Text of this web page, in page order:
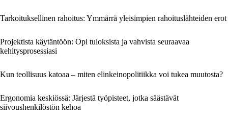
Tarkoituksellinen rahoitus: Ymmärrä yleisimpien rahoituslähteiden erot
Projektista käytäntöön: Opi tuloksista ja vahvista seuraavaa
kehitysprosessiasi
Kun teollisuus katoaa – miten elinkeinopolitiikka voi tukea muutosta?
Ergonomia keskiössä: Järjestä työpisteet, jotka säästävät
siivoushenkilöstön kehoa